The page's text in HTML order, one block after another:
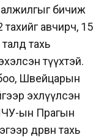
бичиж
авчирч, 15
тахь
түүхтэй.
Швейцарын
эхлүүлсэн
ын Прагын
дөрвөн тахь